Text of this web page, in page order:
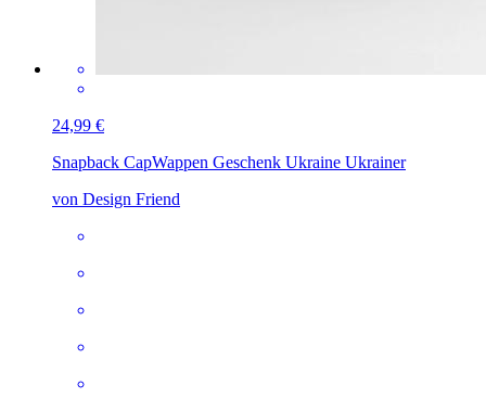
24,99 €
Snapback CapWappen Geschenk Ukraine Ukrainer
von Design Friend